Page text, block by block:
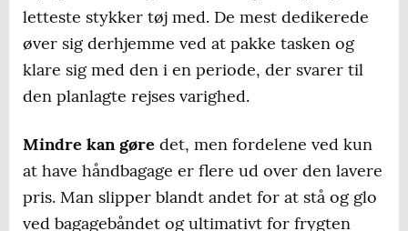
letteste stykker tøj med. De mest dedikerede
øver sig derhjemme ved at pakke tasken og
klare sig med den i en periode, der svarer til
den planlagte rejses varighed.
Mindre kan gøre det, men fordelene ved kun
at have håndbagage er flere ud over den lavere
pris. Man slipper blandt andet for at stå og glo
ved bagagebåndet og ultimativt for frygten